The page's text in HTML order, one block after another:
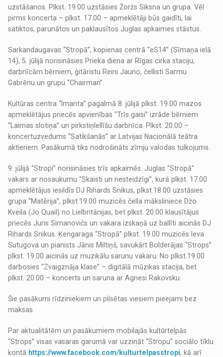
uzstāšanos. Plkst. 19.00 uzstāsies Žoržs Siksna un grupa. Vēl
pirms koncerta – plkst. 17.00 – apmeklētāji būs gaidīti, lai
satiktos, parunātos un paklausītos Juglas apkaimes stāstus.
Sarkandaugavas “Stropā”, kopienas centrā “eS14” (Sīmaņa ielā
14), 5. jūlijā norisināsies Prieka diena ar Rīgas cirka staciju,
darbnīcām bērniem, ģitāristu Reini Jauno, čellisti Sarmu
Gabrēnu un grupu “Chairman”.
Kultūras centra “Imanta” pagalmā 8. jūlijā plkst. 19.00 mazos
apmeklētājus priecēs apvienības “Trīs gaisi” izrāde bērniem
“Laimas slotiņa” un pirkstiņlellīšu darbnīca. Plkst. 20.00 –
koncertuzvedums “Satikšanās” ar Latvijas Nacionālā teātra
aktieriem. Pasākumā tiks nodrošināts zīmju valodas tulkojums.
9. jūlijā “Stropi” norisināsies trīs apkaimēs. Juglas “Stropā”
vakars ar nosaukumu “Skaisti un nesteidzīgi”, kurā plkst. 17.00
apmeklētājus iesildīs DJ Rihards Snikus, plkst.18.00 uzstāsies
grupa “Matērija”, plkst.19.00 muzicēs čella māksliniece Džo
Kveila (Jo Quail) no Lielbritānijas, bet plkst. 20.00 klausītājus
priecēs Juris Simanovičs un vakara izskaņā uz ballīti aicinās DJ
Rihards Snikus. Ķengaraga “Stropā” plkst. 19.00 muzicēs Ieva
Sutugova un pianists Jānis Miltiņš, savukārt Bolderājas “Strops”
plkst. 19.00 aicinās uz muzikālu sarunu vakaru. No plkst.19.00
darbosies “Zvaigznāja klase” – digitālā mūzikas stacija, bet
plkst. 20.00 – koncerts un saruna ar Agnesi Rakovsku.
Šie pasākumi rīdziniekiem un pilsētas viesiem pieejami bez
maksas.
Par aktualitātēm un pasākumiem mobilajās kultūrtelpās
“Strops” visas vasaras garumā var uzzināt “Stropu” sociālo tīklu
kontā https://www.facebook.com/kulturtelpasstropi, kā arī